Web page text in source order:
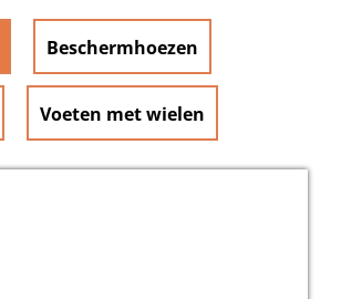
Beschermhoezen
Voeten met wielen